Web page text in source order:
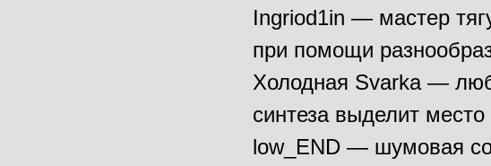
Ingriod1in — мастер
при помощи
Холодная Svarka —
синтеза выделит
low_END — шумовая